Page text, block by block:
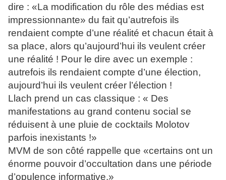
dire : «La modification du rôle des médias est
impressionnante» du fait qu’autrefois ils
rendaient compte d’une réalité et chacun était à
sa place, alors qu’aujourd’hui ils veulent créer
une réalité ! Pour le dire avec un exemple :
autrefois ils rendaient compte d’une élection,
aujourd’hui ils veulent créer l’élection !
Llach prend un cas classique : « Des
manifestations au grand contenu social se
réduisent à une pluie de cocktails Molotov
parfois inexistants !»
MVM de son côté rappelle que «certains ont un
énorme pouvoir d’occultation dans une période
d’opulence informative.»